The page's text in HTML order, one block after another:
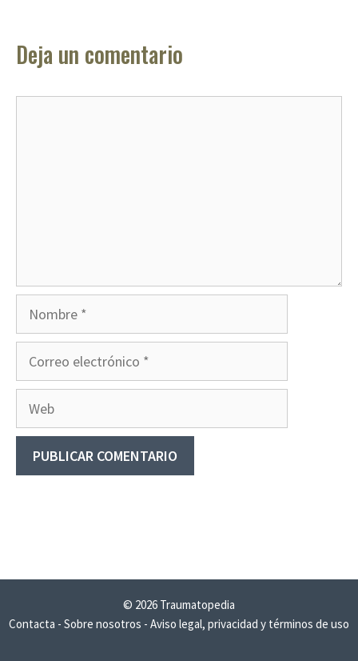
Deja un comentario
Nombre
© 2026 Traumatopedia
Contacta - Sobre nosotros - Aviso legal, privacidad y términos de uso